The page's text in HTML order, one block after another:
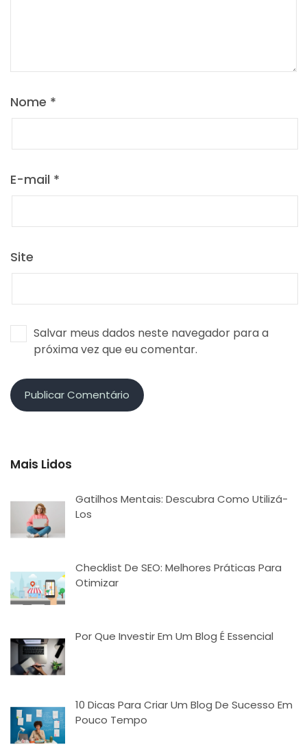
Nome *
E-mail *
Site
Salvar meus dados neste navegador para a
próxima vez que eu comentar.
Mais Lidos
Gatilhos Mentais: Descubra Como Utilizá-
Los
Checklist De SEO: Melhores Práticas Para
Otimizar
Por Que Investir Em Um Blog É Essencial
10 Dicas Para Criar Um Blog De Sucesso Em
Pouco Tempo